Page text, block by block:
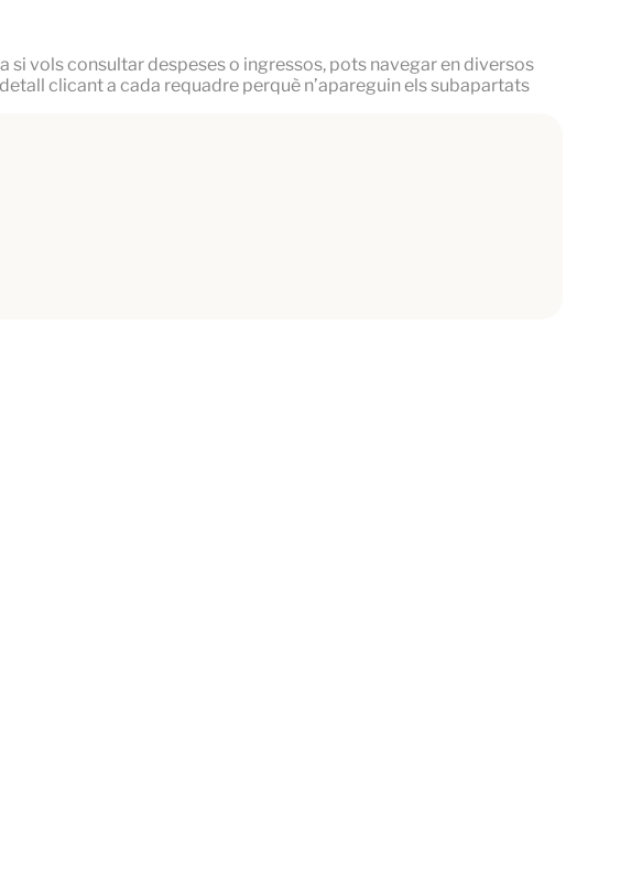
si vols consultar despeses o ingressos, pots navegar en diversos
clicant a cada requadre perquè n’apareguin els subapartats